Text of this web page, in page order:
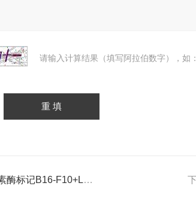
请输入计算结果（填写阿拉伯数字），如
标记B16-F10+LUC